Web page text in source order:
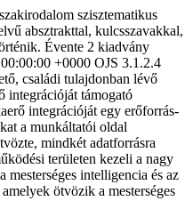
szisztematikus
absztrakttal, kulcsszavakkal,
Évente 2 kiadvány
+0000 OJS 3.1.2.4
családi tulajdonban lévő
integrációját támogató
integrációját egy erőforrás-
a munkáltatói oldal
mindkét adatforrásra
területen kezeli a nagy
intelligencia és az
ötvözik a mesterséges